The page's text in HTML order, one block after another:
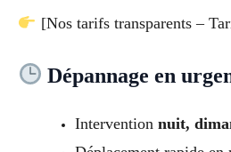
[Nos tarifs transparents –
Dépannage en
Intervention nuit,